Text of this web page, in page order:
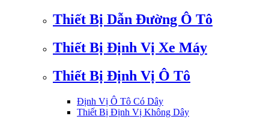
Thiết Bị Dẫn Đường Ô Tô
Thiết Bị Định Vị Xe Máy
Thiết Bị Định Vị Ô Tô
Định Vị Ô Tô Có Dây
Thiết Bị Định Vị Không Dây